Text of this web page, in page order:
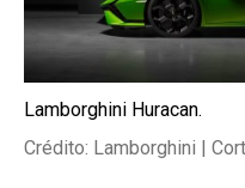
Lamborghini Huracan.
Crédito: Lamborghini |